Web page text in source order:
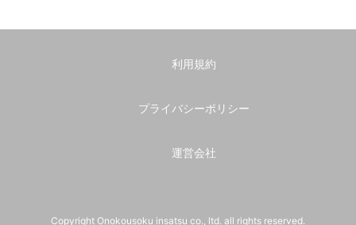
利用規約
プライバシーポリシー
運営会社
Copyright Onokousoku insatsu co., ltd. all rights reserved.